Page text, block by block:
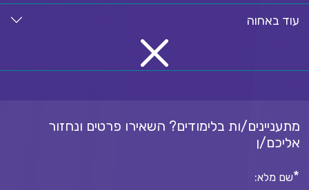
עוד באחוה
מתעניינים/ות בלימודים? השאירו פרטים ונחזור
אליכם/ן
שם מלא:*